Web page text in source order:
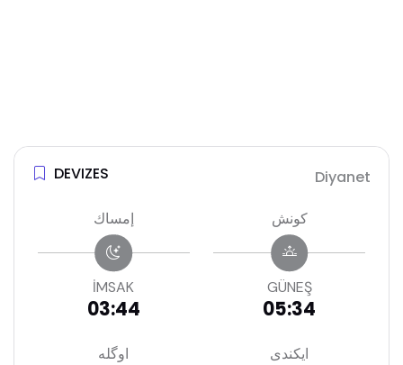
DEVIZES Diyanet
إمساك
İMSAK
03:44
كونش
GÜNEŞ
05:34
اوگله ايكندى